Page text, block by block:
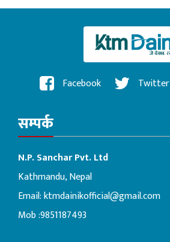
Facebook Twitter
सम्पर्क
N.P. Sanchar Pvt. Ltd
Kathmandu, Nepal
Email:ktmdainikofficial@gmail.com
Mob :9851187493